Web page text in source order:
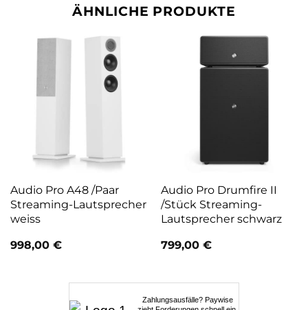
ÄHNLICHE PRODUKTE
Audio Pro A48 /Paar
Streaming-Lautsprecher
weiss
998,00 €
Audio Pro Drumfire II
/Stück Streaming-
Lautsprecher schwarz
799,00 €
Zahlungsausfälle? Paywise